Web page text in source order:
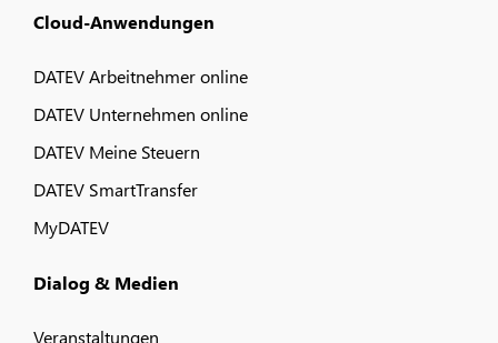
Cloud-Anwendungen
DATEV Arbeitnehmer online
DATEV Unternehmen online
DATEV Meine Steuern
DATEV SmartTransfer
MyDATEV
Dialog & Medien
Veranstaltungen